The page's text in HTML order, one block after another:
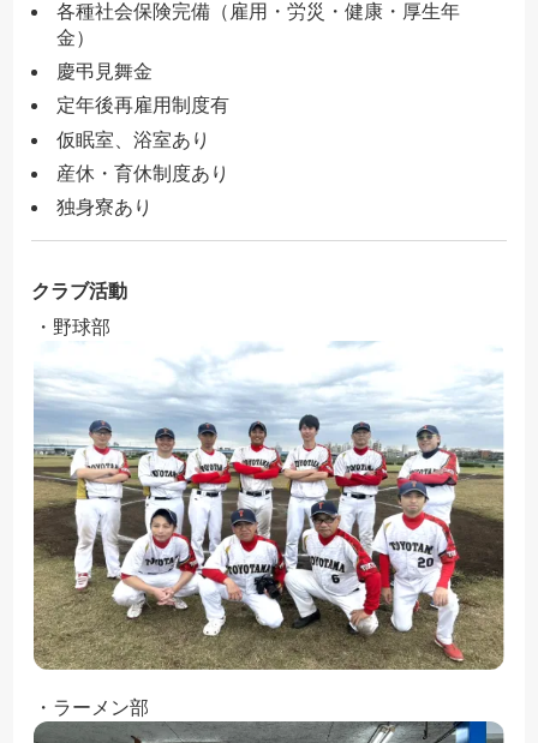
各種社会保険完備（雇用・労災・健康・厚生年
金）
慶弔見舞金
定年後再雇用制度有
仮眠室、浴室あり
産休・育休制度あり
独身寮あり
クラブ活動
・野球部
・ラーメン部